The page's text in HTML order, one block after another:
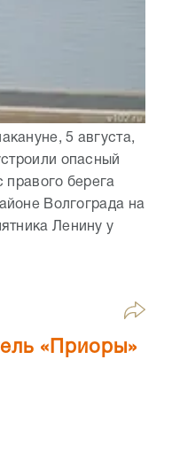
5 августа,
опасный
правого берега
Волгограда на
Ленину у
«Приоры»